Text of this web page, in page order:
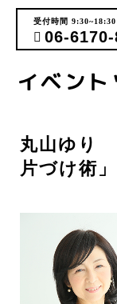
受付時間 9:30~18:30
06-
丸山ゆり
片づけ術」